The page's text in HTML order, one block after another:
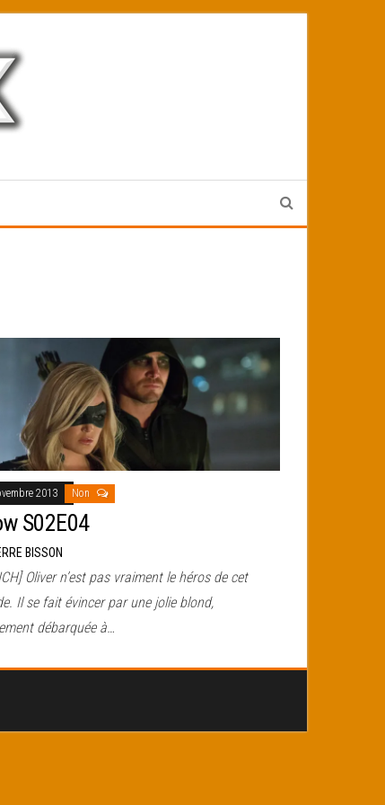
2013 Non
S02E04
BISSON
Oliver n’est pas vraiment le héros de cet
Il se fait évincer par une jolie blond,
débarquée à…